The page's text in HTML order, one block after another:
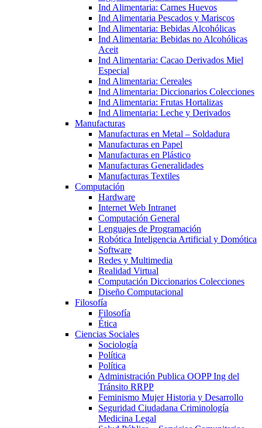
Ind Alimentaria: Carnes Huevos
Ind Alimentaria Pescados y Mariscos
Ind Alimentaria: Bebidas Alcohólicas
Ind Alimentaria: Bebidas no Alcohólicas
Aceit
Ind Alimentaria: Cacao Derivados Miel
Especial
Ind Alimentaria: Cereales
Ind Alimentaria: Diccionarios Colecciones
Ind Alimentaria: Frutas Hortalizas
Ind Alimentaria: Leche y Derivados
Manufacturas
Manufacturas en Metal – Soldadura
Manufacturas en Papel
Manufacturas en Plástico
Manufacturas Generalidades
Manufacturas Textiles
Computación
Hardware
Internet Web Intranet
Computación General
Lenguajes de Programación
Robótica Inteligencia Artificial y Domótica
Software
Redes y Multimedia
Realidad Virtual
Computación Diccionarios Colecciones
Diseño Computacional
Filosofía
Filosofía
Ética
Ciencias Sociales
Sociología
Política
Política
Administración Publica OOPP Ing del
Tránsito RRPP
Feminismo Mujer Historia y Desarrollo
Seguridad Ciudadana Criminología
Medicina Legal